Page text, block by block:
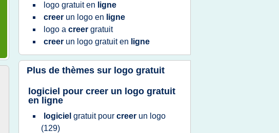
logo gratuiten ligne
creer un logo en ligne
logo a creer gratuit
creer un logo gratuiten ligne
Plus de thèmes sur logo gratuit
logiciel pour creer un logo gratuit
en ligne
logiciel gratuit pour creer un logo
(129)